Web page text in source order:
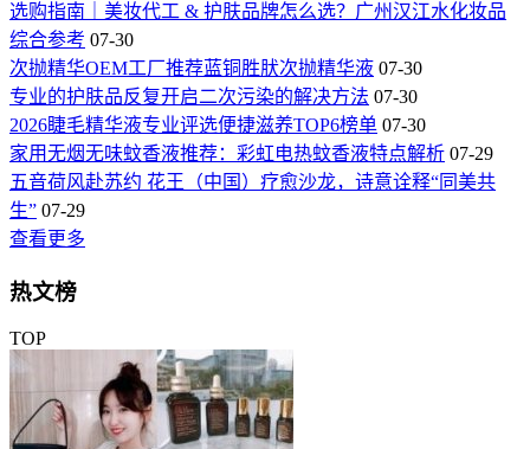
选购指南｜美妆代工 & 护肤品牌怎么选？广州汉江水化妆品
综合参考 07-30
次抛精华OEM工厂推荐蓝铜胜肰次抛精华液 07-30
专业的护肤品反复开启二次污染的解决方法 07-30
2026睫毛精华液专业评选便捷滋养TOP6榜单 07-30
家用无烟无味蚊香液推荐：彩虹电热蚊香液特点解析 07-29
五音荷风赴苏约 花王（中国）疗愈沙龙，诗意诠释“同美共
生” 07-29
查看更多
热文榜
TOP